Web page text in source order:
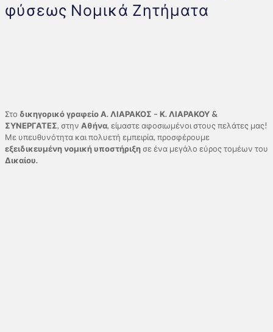
φύσεως Νομικά Ζητήματα
Στο δικηγορικό γραφείο Α. ΛΙΑΡΑΚΟΣ – Κ. ΛΙΑΡΑΚΟΥ &
ΣΥΝΕΡΓΑΤΕΣ, στην Αθήνα, είμαστε αφοσιωμένοι στους πελάτες μας!
Με υπευθυνότητα και πολυετή εμπειρία, προσφέρουμε
εξειδικευμένη νομική υποστήριξησε ένα μεγάλο εύρος τομέων του
Δικαίου.